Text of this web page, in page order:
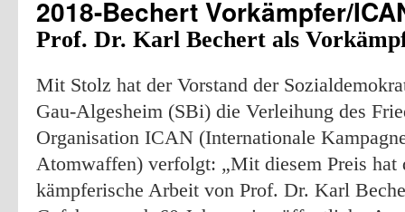
2018-Bechert Vorkämpfer/
Prof. Dr. Karl Bechert als
Mit Stolz hat der Vorstand der
Gau-Algesheim (SBi) die Verleihung des
Organisation ICAN (Internationale
Atomwaffen) verfolgt: „Mit diesem Preis hat
kämpferische Arbeit von Prof. Dr. Karl